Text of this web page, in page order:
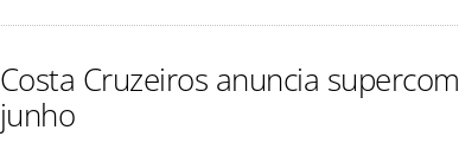
Costa Cruzeiros anuncia
junho